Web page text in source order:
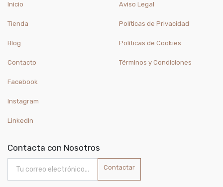
Inicio
Tienda
Blog
Contacto
Aviso Legal
Políticas de Privacidad
Políticas de Cookies
Términos y Condiciones
Facebook
Instagram
LinkedIn
Contacta con Nosotros
Contactar